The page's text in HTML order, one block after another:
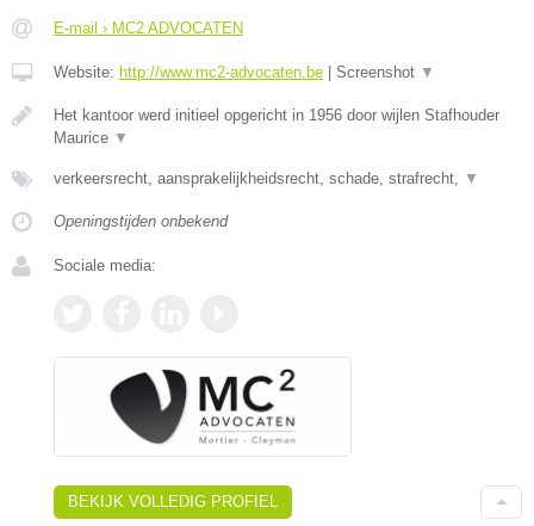
E-mail › MC2 ADVOCATEN
Website: http://www.mc2-advocaten.be Screenshot ▼
Het kantoor werd initieel opgericht in 1956 door wijlen Stafhouder
Maurice ▼
verkeersrecht, aansprakelijkheidsrecht, schade, strafrecht, ▼
Openingstijden onbekend
Sociale media:
BEKIJK VOLLEDIG PROFIEL